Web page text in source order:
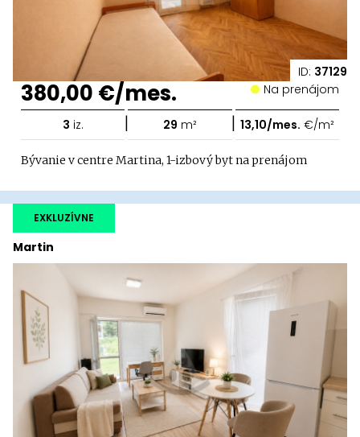
ID: 37129
380,00 €/mes. Na prenájom
3 iz. | 29 m² | 13,10/mes. €/m²
Bývanie v centre Martina, 1-izbový byt na prenájom
Martin
EXKLUZÍVNE